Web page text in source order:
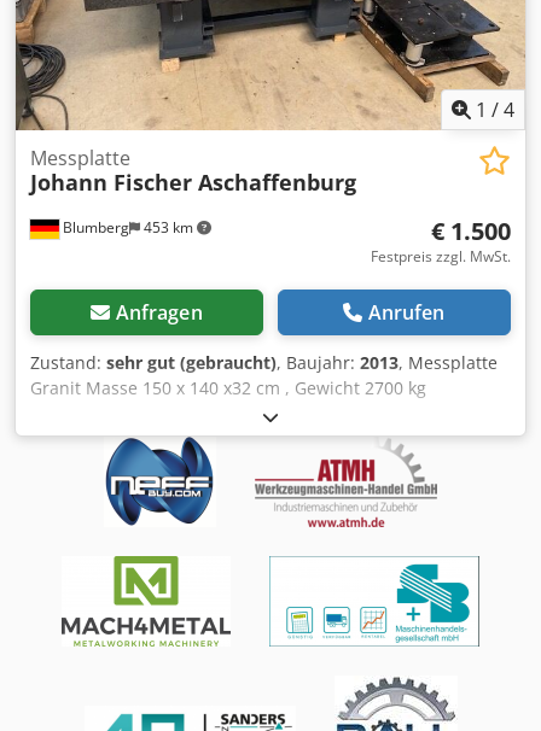
1 /4
Blumberg 453 km
Messplatte
Johann Fischer Aschaffenburg
€ 1.500
Festpreis zzgl. MwSt.
Anfragen Anrufen
Zustand: sehr gut (gebraucht), Baujahr: 2013, Messplatte
Granit Masse 150 x 140 x32 cm , Gewicht 2700 kg
Untergestell 4 Stück Hydr . Puffer letzte Kalibrierung 2023
Dwedjzmidcspfx Aicsa